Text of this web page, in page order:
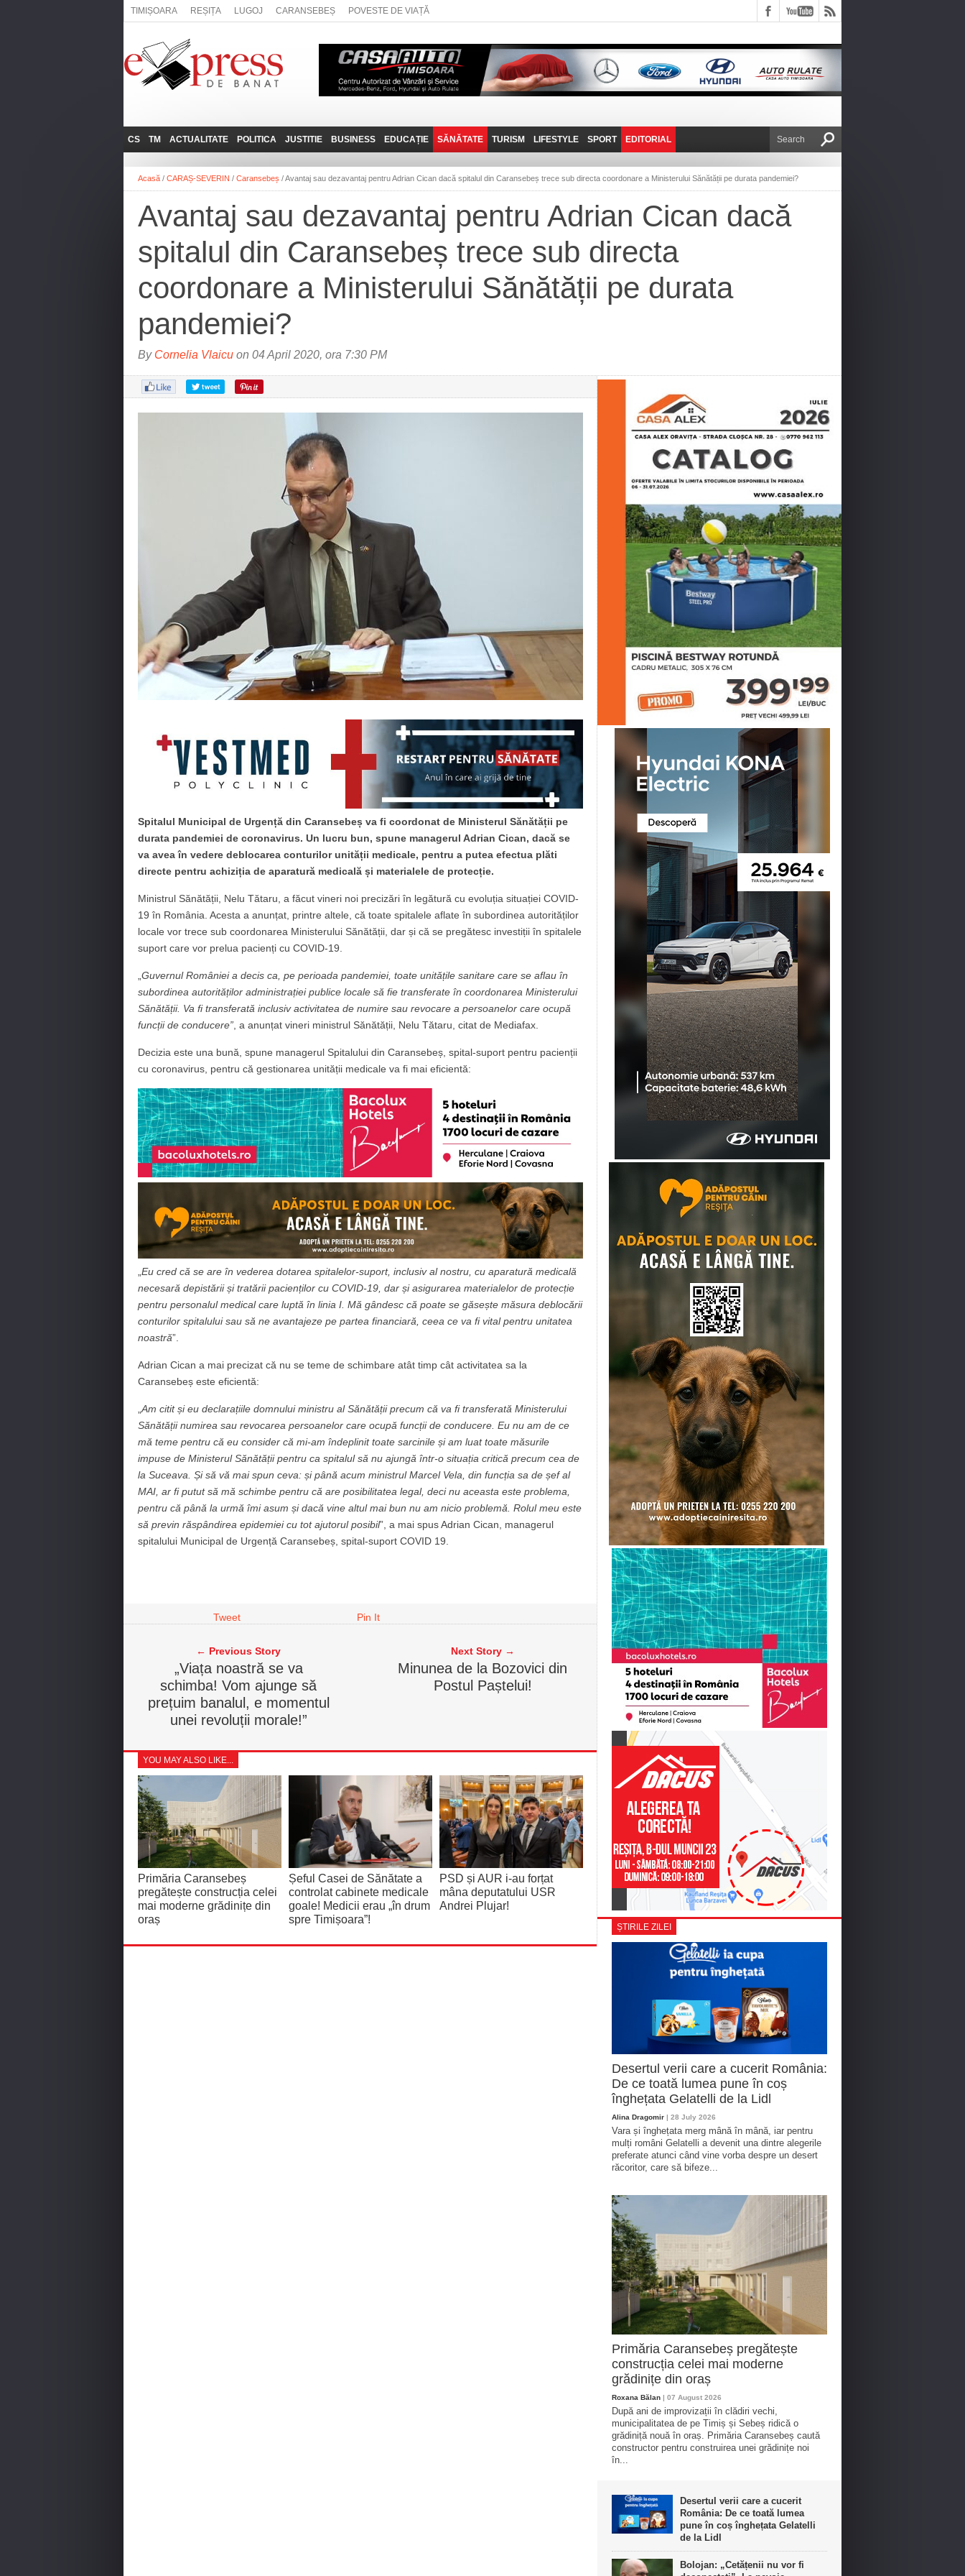
TIMIȘOARA REȘIȚA LUGOJ CARANSEBEȘ POVESTE DE VIAȚĂ
CS
REȘIȚA
CARANSEBEȘ
ANINA
BOCŞA
MOLDOVA NOUĂ
ORAVIȚA
TM
LUGOJ
TIMIȘOARA
ACTUALITATE
ADMINISTRATIE
NAȚIONAL
SOCIAL
POLITICA
EXPRESSLIVE
INTERVIURILE
JUSTITIE BUSINESS
JOB-URI
TEHNIT
EDUCAȚIE SĂNĂTATE TURISM
PRIN MUNȚII
BANATULUI
FANTASTICUL BANAT
TRAVEL VLOG
LIFESTYLE
POVESTE DE VIAȚĂ
SPORT EDITORIAL
DE VICTOR NAFIRU
Acasă / CARAȘ-SEVERIN / Caransebeș /Avantaj sau dezavantaj pentru Adrian Cican dacă spitalul din Caransebeș trece sub directa coordonare a Ministerului Sănătății pe durata pandemiei?
Avantaj sau dezavantaj pentru Adrian Cican dacă
spitalul din Caransebeș trece sub directa
coordonare a Ministerului Sănătății pe durata
pandemiei?
By Cornelia Vlaicu on 04 April 2020, ora 7:30 PM
Spitalul Municipal de Urgență din Caransebeș va fi coordonat de Ministerul Sănătății pe
durata pandemiei de coronavirus. Un lucru bun, spune managerul Adrian Cican, dacă se
va avea în vedere deblocarea conturilor unității medicale, pentru a putea efectua plăti
directe pentru achiziția de aparatură medicală și materialele de protecție.
Ministrul Sănătății, Nelu Tătaru, a făcut vineri noi precizări în legătură cu evoluția situației COVID-
19 în România. Acesta a anunțat, printre altele, că toate spitalele aflate în subordinea autorităților
locale vor trece sub coordonarea Ministerului Sănătății, dar și că se pregătesc investiții în spitalele
suport care vor prelua pacienți cu COVID-19.
Guvernul României a decis ca, pe perioada pandemiei, toate unitățile sanitare care se aflau în
subordinea autorităților administrației publice locale să fie transferate în coordonarea Ministerului
Sănătății. Va fi transferată inclusiv activitatea de numire sau revocare a persoanelor care ocupă
funcții de conducere” , a anunțat vineri ministrul Sănătății, Nelu Tătaru, citat de Mediafax.
Decizia este una bună, spune managerul Spitalului din Caransebeș, spital-suport pentru pacienții
cu coronavirus, pentru că gestionarea unității medicale va fi mai eficientă:
Eu cred că se are în vederea dotarea spitalelor-suport, inclusiv al nostru, cu aparatură medicală
necesară depistării și tratării pacienților cu COVID-19, dar și asigurarea materialelor de protecție
pentru personalul medical care luptă în linia I. Mă gândesc că poate se găsește măsura deblocării
conturilor spitalului sau să ne avantajeze pe partea financiară, ceea ce va fi vital pentru unitatea
noastră”.
Adrian Cican a mai precizat că nu se teme de schimbare atât timp cât activitatea sa la
Caransebeș este eficientă:
Am citit și eu declarațiile domnului ministru al Sănătății precum că va fi transferată Ministerului
Sănătății numirea sau revocarea persoanelor care ocupă funcții de conducere. Eu nu am de ce
mă teme pentru că eu consider că mi-am îndeplinit toate sarcinile și am luat toate măsurile
impuse de Ministerul Sănătății pentru ca spitalul să nu ajungă într-o situația critică precum cea de
la Suceava. Și să vă mai spun ceva: și până acum ministrul Marcel Vela, din funcția sa de șef al
MAI, ar fi putut să mă schimbe pentru că are posibilitatea legal, deci nu aceasta este problema,
pentru că până la urmă îmi asum și dacă vine altul mai bun nu am nicio problemă. Rolul meu este
să previn răspândirea epidemiei cu tot ajutorul posibil”, a mai spus Adrian Cican, managerul
spitalului Municipal de Urgență Caransebeș, spital-suport COVID 19.
Tweet Pin It
← Previous Story
„Viața noastră se va
schimba! Vom ajunge să
prețuim banalul, e momentul
unei revoluții morale!”
Next Story →
Minunea de la Bozovici din
Postul Paștelui!
YOU MAY ALSO LIKE...
Primăria Caransebeș
pregătește construcția celei
mai moderne grădinițe din
oraș
Șeful Casei de Sănătate a
controlat cabinete medicale
goale! Medicii erau „în drum
spre Timișoara”!
PSD și AUR i-au forțat
mâna deputatului USR
Andrei Plujar!
ȘTIRILE ZILEI
Desertul verii care a cucerit România:
De ce toată lumea pune în coș
înghețata Gelatelli de la Lidl
Alina Dragomir | 28 July 2026
Vara și înghețata merg mână în mână, iar pentru
mulți români Gelatelli a devenit una dintre alegerile
preferate atunci când vine vorba despre un desert
răcoritor, care să bifeze...
Primăria Caransebeș pregătește
construcția celei mai moderne
grădinițe din oraș
Roxana Bălan | 07 August 2026
După ani de improvizații în clădiri vechi,
municipalitatea de pe Timiș și Sebeș ridică o
grădiniță nouă în oraș. Primăria Caransebeș caută
constructor pentru construirea unei grădinițe noi
în...
Desertul verii care a cucerit
România: De ce toată lumea
pune în coș înghețata Gelatelli
de la Lidl
Bolojan: „Cetățenii nu vor fi